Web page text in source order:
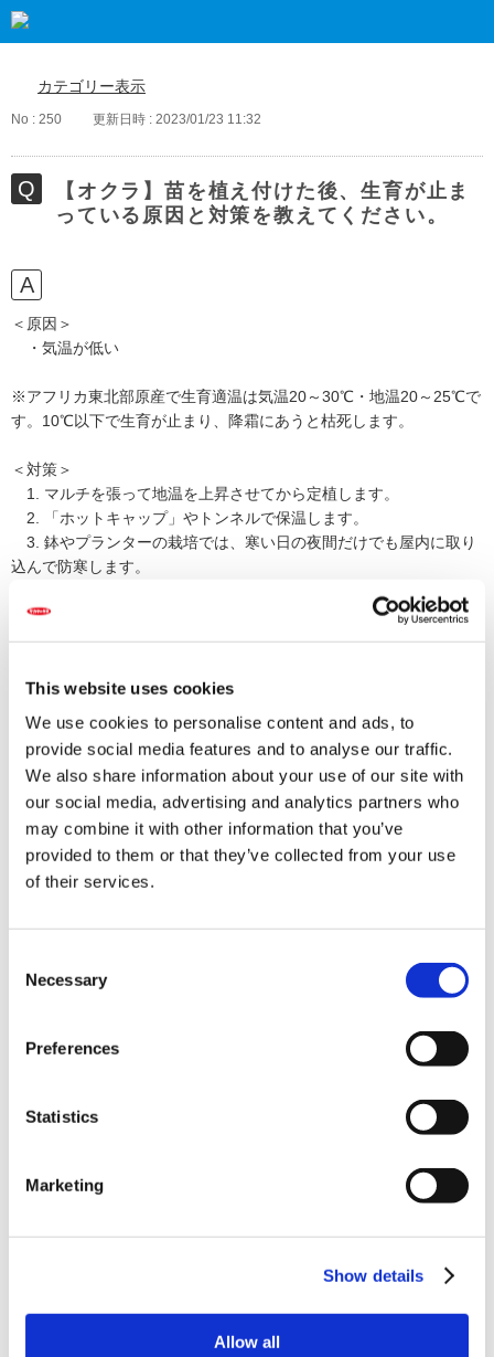
This website uses cookies
We use cookies to personalise content and ads, to
provide social media features and to analyse our traffic.
We also share information about your use of our site with
our social media, advertising and analytics partners who
may combine it with other information that you’ve
provided to them or that they’ve collected from your use
of their services.
Selection
Necessary
Preferences
Statistics
Marketing
Show details
Allow all
カテゴリー表示
No : 250 更新日時 : 2023/01/23 11:32
【オクラ】苗を植え付けた後、生育が止ま
っている原因と対策を教えてください。
＜原因＞
・気温が低い
※アフリカ東北部原産で生育適温は気温20～30℃・地温20～25℃で
す。10℃以下で生育が止まり、降霜にあうと枯死します。
＜対策＞
1. マルチを張って地温を上昇させてから定植します。
2. 「ホットキャップ」やトンネルで保温します。
3. 鉢やプランターの栽培では、寒い日の夜間だけでも屋内に取り
込んで防寒します。
戻る
関連するFAQ
【オクラ】追肥のやり方を教えてください。
【オクラ】草丈20cmくらいで先端に蕾が付いている場合は摘み取っ
【オクラ】葉脈だけを残して葉を食べられています。原因と対策を
【オクラ】だんだん花が咲かなくなってきました。原因と対策を教